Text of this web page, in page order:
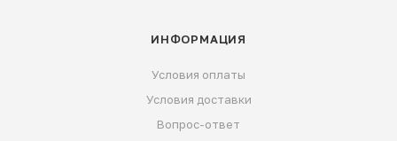
ИНФОРМАЦИЯ
Условия оплаты
Условия доставки
Вопрос-ответ